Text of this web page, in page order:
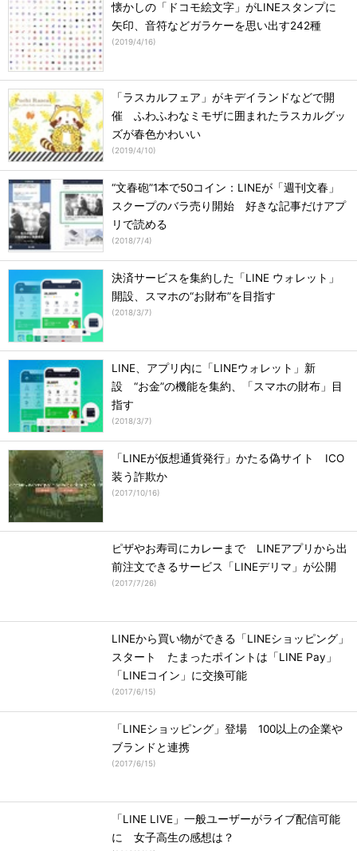
懐かしの「ドコモ絵文字」がLINEスタンプに
矢印、音符などガラケーを思い出す242種
(2019/4/16)
「ラスカルフェア」がキデイランドなどで開
催 ふわふわなミモザに囲まれたラスカルグッ
ズが春色かわいい
(2019/4/10)
“文春砲”1本で50コイン：LINEが「週刊文春」
スクープのバラ売り開始 好きな記事だけアプ
リで読める
(2018/7/4)
決済サービスを集約した「LINE ウォレット」
開設、スマホの“お財布”を目指す
(2018/3/7)
LINE、アプリ内に「LINEウォレット」新
設 “お金”の機能を集約、「スマホの財布」目
指す
(2018/3/7)
「LINEが仮想通貨発行」かたる偽サイト ICO
装う詐欺か
(2017/10/16)
ピザやお寿司にカレーまで LINEアプリから出
前注文できるサービス「LINEデリマ」が公開
(2017/7/26)
LINEから買い物ができる「LINEショッピング」
スタート たまったポイントは「LINE Pay」
「LINEコイン」に交換可能
(2017/6/15)
「LINEショッピング」登場 100以上の企業や
ブランドと連携
(2017/6/15)
「LINE LIVE」一般ユーザーがライブ配信可能
に 女子高生の感想は？